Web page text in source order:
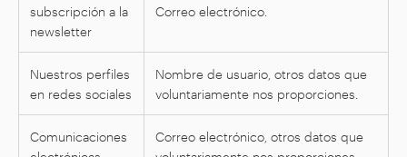
subscripción a la
newsletter
Correo electrónico.
Nuestros perfiles
en redes sociales
Nombre de usuario, otros datos que
voluntariamente nos proporciones.
Comunicaciones
Correo electrónico, otros datos que